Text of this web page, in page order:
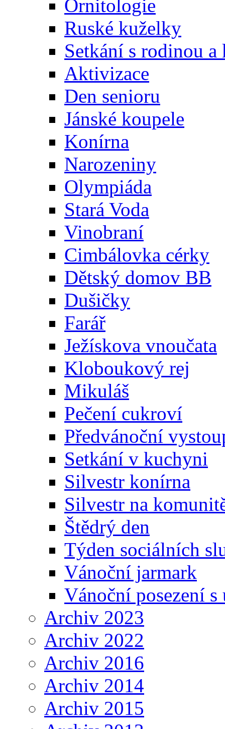
Ornitologie
Ruské kuželky
Setkání s rodinou a
Aktivizace
Den senioru
Jánské koupele
Konírna
Narozeniny
Olympiáda
Stará Voda
Vinobraní
Cimbálovka cérky
Dětský domov BB
Dušičky
Farář
Ježískova vnoučata
Kloboukový rej
Mikuláš
Pečení cukroví
Předvánoční
Setkání v kuchyni
Silvestr konírna
Silvestr na
Štědrý den
Týden sociálních
Vánoční jarmark
Vánoční posezení
Archiv 2023
Archiv 2022
Archiv 2016
Archiv 2014
Archiv 2015